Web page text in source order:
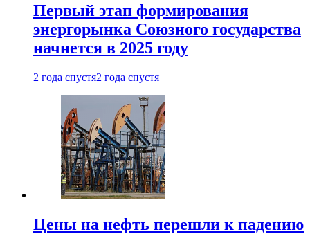
Первый этап формирования
энергорынка Союзного государства
начнется в 2025 году
2 года спустя2 года спустя
Цены на нефть перешли к падению